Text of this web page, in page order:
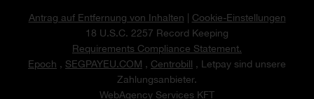
Antrag auf Entfernung von Inhalten | Cookie-Einstellungen
18 U.S.C. 2257 Record Keeping
Requirements Compliance Statement.
Epoch , SEGPAYEU.COM , Centrobill , Letpay sind unsere
Zahlungsanbieter.
WebAgency Services KFT